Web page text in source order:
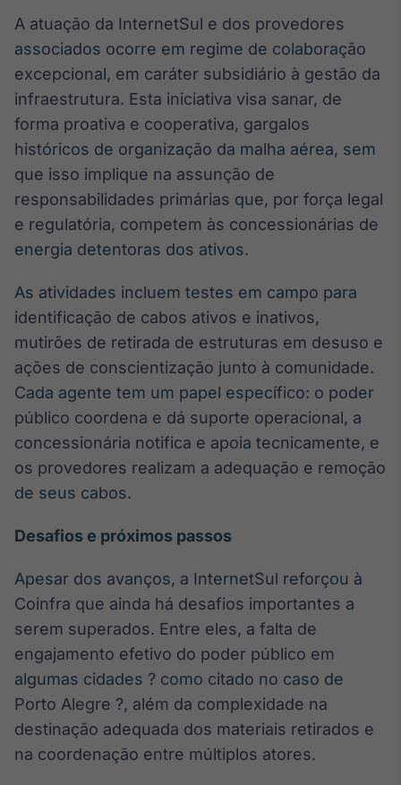
A atuação da InternetSul e dos provedores
associados ocorre em regime de colaboração
excepcional, em caráter subsidiário à gestão da
infraestrutura. Esta iniciativa visa sanar, de
forma proativa e cooperativa, gargalos
históricos de organização da malha aérea, sem
que isso implique na assunção de
responsabilidades primárias que, por força legal
e regulatória, competem às concessionárias de
energia detentoras dos ativos.
As atividades incluem testes em campo para
identificação de cabos ativos e inativos,
mutirões de retirada de estruturas em desuso e
ações de conscientização junto à comunidade.
Cada agente tem um papel específico: o poder
público coordena e dá suporte operacional, a
concessionária notifica e apoia tecnicamente, e
os provedores realizam a adequação e remoção
de seus cabos.
Desafios e próximos passos
Apesar dos avanços, a InternetSul reforçou à
Coinfra que ainda há desafios importantes a
serem superados. Entre eles, a falta de
engajamento efetivo do poder público em
algumas cidades ? como citado no caso de
Porto Alegre ?, além da complexidade na
destinação adequada dos materiais retirados e
na coordenação entre múltiplos atores.